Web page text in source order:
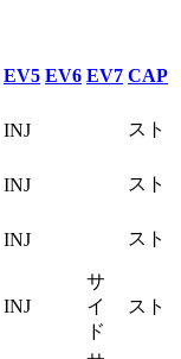
EV5 EV6 EV7 CAP
INJ スト
INJ スト
INJ スト
INJ
サ
イ
ド
スト